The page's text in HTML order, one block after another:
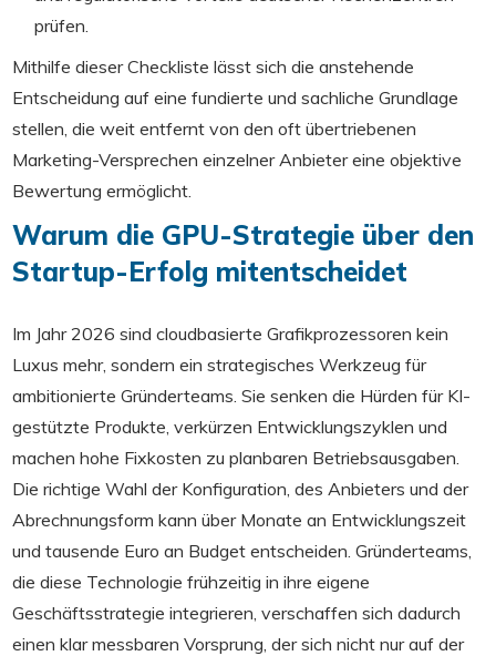
prüfen.
Mithilfe dieser Checkliste lässt sich die anstehende
Entscheidung auf eine fundierte und sachliche Grundlage
stellen, die weit entfernt von den oft übertriebenen
Marketing-Versprechen einzelner Anbieter eine objektive
Bewertung ermöglicht.
Warum die GPU-Strategie über den
Startup-Erfolg mitentscheidet
Im Jahr 2026 sind cloudbasierte Grafikprozessoren kein
Luxus mehr, sondern ein strategisches Werkzeug für
ambitionierte Gründerteams. Sie senken die Hürden für KI-
gestützte Produkte, verkürzen Entwicklungszyklen und
machen hohe Fixkosten zu planbaren Betriebsausgaben.
Die richtige Wahl der Konfiguration, des Anbieters und der
Abrechnungsform kann über Monate an Entwicklungszeit
und tausende Euro an Budget entscheiden. Gründerteams,
die diese Technologie frühzeitig in ihre eigene
Geschäftsstrategie integrieren, verschaffen sich dadurch
einen klar messbaren Vorsprung, der sich nicht nur auf der